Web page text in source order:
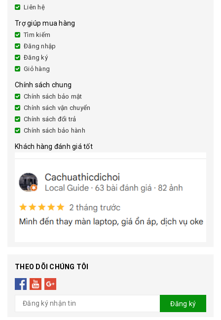
Liên hệ
Trợ giúp mua hàng
Tìm kiếm
Đăng nhập
Đăng ký
Giỏ hàng
Chính sách chung
Chính sách bảo mật
Chính sách vận chuyển
Chính sách đổi trả
Chính sách bảo hành
Khách hàng đánh giá tốt
THEO DÕI CHÚNG TÔI
Đăng ký